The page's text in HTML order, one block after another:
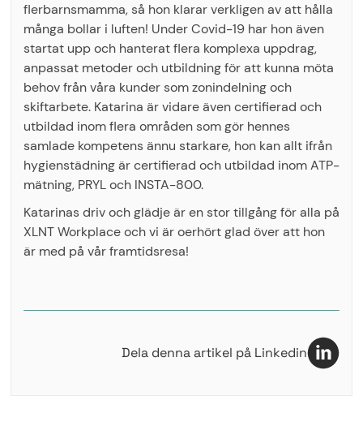
flerbarnsmamma, så hon klarar verkligen av att hålla
många bollar i luften! Under Covid-19 har hon även
startat upp och hanterat flera komplexa uppdrag,
anpassat metoder och utbildning för att kunna möta
behov från våra kunder som zonindelning och
skiftarbete. Katarina är vidare även certifierad och
utbildad inom flera områden som gör hennes
samlade kompetens ännu starkare, hon kan allt ifrån
hygienstädning är certifierad och utbildad inom ATP-
mätning, PRYL och INSTA-800.
Katarinas driv och glädje är en stor tillgång för alla på
XLNT Workplace och vi är oerhört glad över att hon
är med på vår framtidsresa!
Dela denna artikel på Linkedin